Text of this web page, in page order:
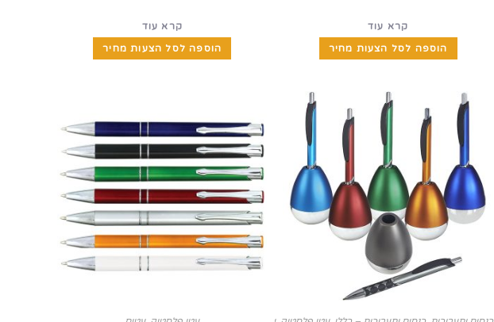
קרא עוד
הוספה לסל הצעות מחיר
קרא עוד
הוספה לסל הצעות מחיר